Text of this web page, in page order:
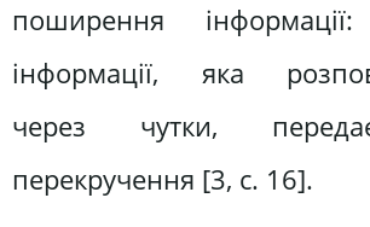
поширення
інформації, яка
через чутки,
перекручення [3, c. 16].